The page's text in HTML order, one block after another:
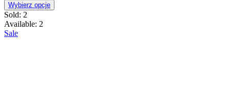
Wybierz opcje
Sold: 2
Available: 2
Sale